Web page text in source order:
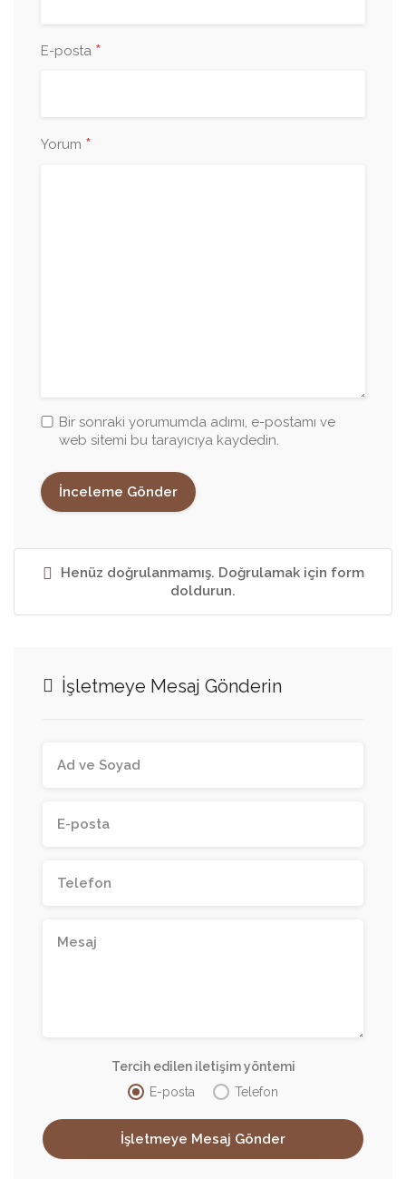
E-posta *
Yorum *
Bir sonraki yorumumda adımı, e-postamı ve
web sitemi bu tarayıcıya kaydedin.
Henüz doğrulanmamış. Doğrulamak için form
doldurun.
İşletmeye Mesaj Gönderin
Tercih edilen iletişim yöntemi
E-posta
Telefon